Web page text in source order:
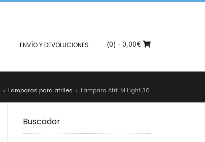
ENVÍO Y DEVOLUCIONES (0) - 0,00€
> Lamparas para atriles > Lampara Atril M Light 30
Buscador